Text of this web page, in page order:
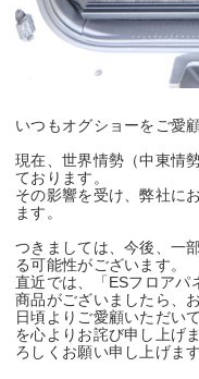
いつもオグショーをご愛
現在、世界情勢（中東情
ております。
その影響を受け、弊社に
ます。
つきましては、今後、一
る可能性がございます。
直近では、「ESフロアパ
商品がございましたら、
日頃よりご愛顧いただい
を心よりお詫び申し上げ
ろしくお願い申し上げます